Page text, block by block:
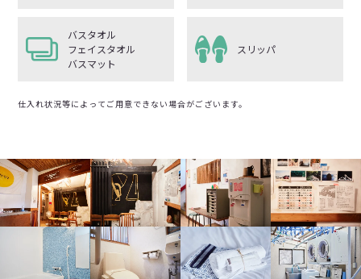
バスタオル
フェイスタオル
バスマット
スリッパ
仕入れ状況等によってご用意できない場合がございます。